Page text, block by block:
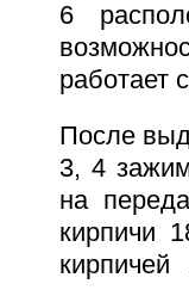
6
работает
После
3, 4
на
кирпичи